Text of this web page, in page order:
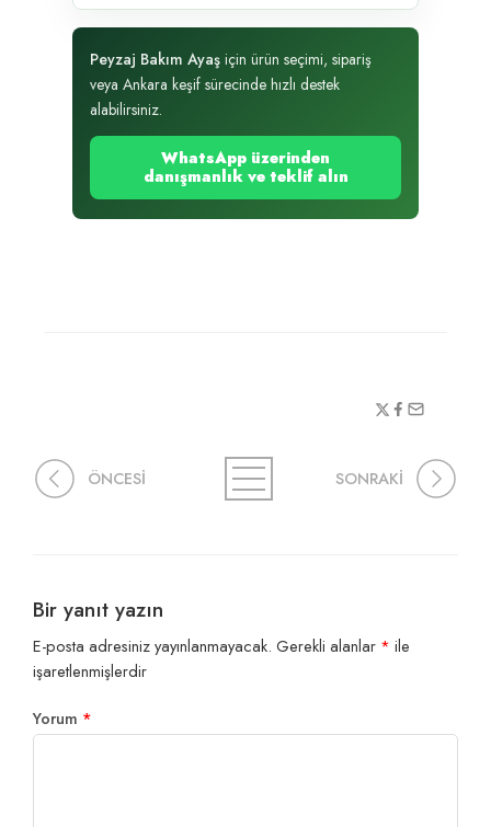
Peyzaj Bakım Ayaş için ürün seçimi, sipariş
veya Ankara keşif sürecinde hızlı destek
alabilirsiniz.
WhatsApp üzerinden
danışmanlık ve teklif alın
ÖNCESİ SONRAKİ
Bir yanıt yazın
E-posta adresiniz yayınlanmayacak. Gerekli alanlar * ile
işaretlenmişlerdir
Yorum *